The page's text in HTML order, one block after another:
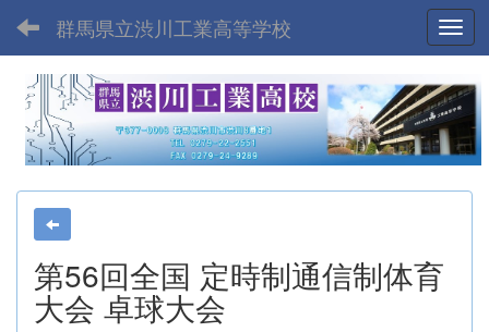
群馬県立渋川工業高等学校
第56回全国 定時制通信制体育
大会 卓球大会